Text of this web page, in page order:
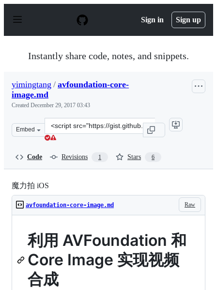
p
Sign in Sign up
Instantly share code, notes, and snippets.
yimingtang / avfoundation-core-
image.md
Created December 29, 2017 03:43
Embed
Clone
this
Code Revisions 1 Stars 6
魔力拍 iOS
Raw
avfoundation-core-image.md
利用 AVFoundation 和
Core Image 实现视频
合成